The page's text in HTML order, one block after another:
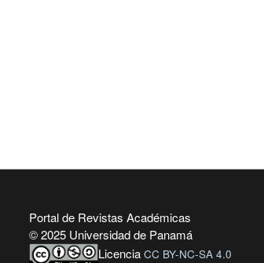
Portal de Revistas Académicas
© 2025 Universidad de Panamá
Licencia CC BY-NC-SA 4.0